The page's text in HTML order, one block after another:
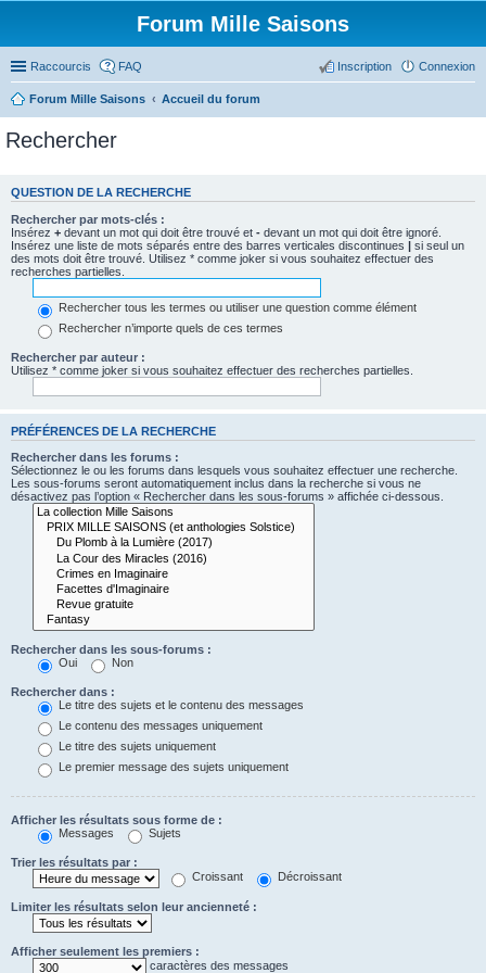
Forum Mille Saisons
Raccourcis FAQ Connexion
Inscription
Forum Mille Saisons Accueil du forum
Rechercher
QUESTION DE LA RECHERCHE
Rechercher par mots-clés :
Insérez + devant un mot qui doit être trouvé et - devant un mot qui doit être ignoré.
Insérez une liste de mots séparés entre des barres verticales discontinues | si seul un
des mots doit être trouvé. Utilisez * comme joker si vous souhaitez effectuer des
recherches partielles.
Rechercher tous les termes ou utiliser une question comme élément
Rechercher n’importe quels de ces termes
Rechercher par auteur :
Utilisez * comme joker si vous souhaitez effectuer des recherches partielles.
PRÉFÉRENCES DE LA RECHERCHE
Rechercher dans les forums :
Sélectionnez le ou les forums dans lesquels vous souhaitez effectuer une recherche.
Les sous-forums seront automatiquement inclus dans la recherche si vous ne
désactivez pas l’option « Rechercher dans les sous-forums » affichée ci-dessous.
Rechercher dans les sous-forums :
Oui
Non
Rechercher dans :
Le titre des sujets et le contenu des messages
Le contenu des messages uniquement
Le titre des sujets uniquement
Le premier message des sujets uniquement
Afficher les résultats sous forme de :
Messages
Sujets
Trier les résultats par :
Croissant
Décroissant
Limiter les résultats selon leur ancienneté :
Afficher seulement les premiers :
caractères des messages